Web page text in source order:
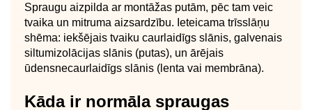
Spraugu aizpilda ar montāžas putām, pēc tam veic
tvaika un mitruma aizsardzību. Ieteicama trīsslāņu
shēma: iekšējais tvaiku caurlaidīgs slānis, galvenais
siltumizolācijas slānis (putas), un ārējais
ūdensnecaurlaidīgs slānis (lenta vai membrāna).
Kāda ir normāla spraugas